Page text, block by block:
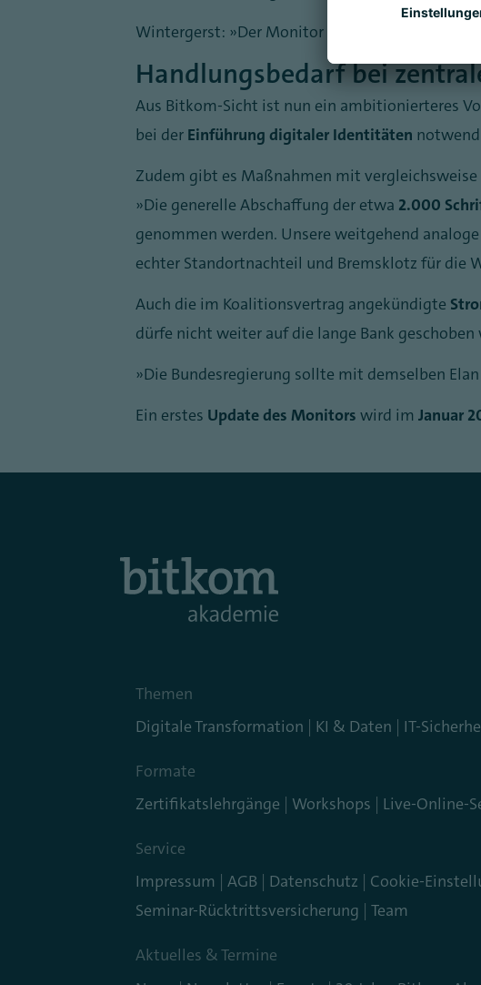
Wintergerst: „Der Monitor Digitalpolitik macht
Handlungsbedarf bei
Aus Bitkom-Sicht ist nun ein ambitionierteres
bei der Einführung digitaler Identitäten
Zudem gibt es Maßnahmen mit
„Die generelle Abschaffung der etwa 2.000
genommen werden. Unsere weitgehend
echter Standortnachteil und Bremsklotz für die
Auch die im Koalitionsvertrag angekündigte
dürfe nicht weiter auf die lange Bank geschoben
„Die Bundesregierung sollte mit demselben
Ein erstes Update des Monitors wird im Januar
Themen
Digitale Transformation
KI & Daten IT-
Formate
Zertifikatslehrgänge
Workshops Live-Online-
Service
Impressum
AGB Datenschutz Cookie-
Seminar-Rücktrittsversicherung Team
Aktuelles & Termine